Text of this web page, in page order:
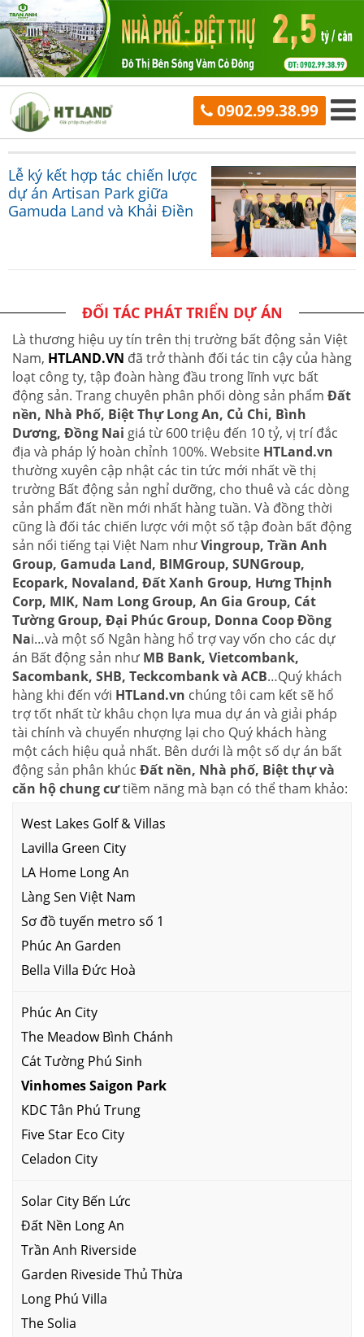
0902.99.38.99
Lễ ký kết hợp tác chiến lược
dự án Artisan Park giữa
Gamuda Land và Khải Điền
ĐỐI TÁC PHÁT TRIỂN DỰ ÁN
Là thương hiệu uy tín trên thị trường bất động sản Việt
Nam, HTLAND.VN đã trở thành đối tác tin cậy của hàng
loạt công ty, tập đoàn hàng đầu trong lĩnh vực bất
động sản. Trang chuyên phân phối dòng sản phẩm Đất
nền, Nhà Phố, Biệt Thự Long An, Củ Chi, Bình
Dương, Đồng Nai giá từ 600 triệu đến 10 tỷ, vị trí đắc
địa và pháp lý hoàn chỉnh 100%. Website HTLand.vn
thường xuyên cập nhật các tin tức mới nhất về thị
trường Bất động sản nghỉ dưỡng, cho thuê và các dòng
sản phẩm đất nền mới nhất hàng tuần. Và đồng thời
cũng là đối tác chiến lược với một số tập đoàn bất động
sản nổi tiếng tại Việt Nam nhưVingroup, Trần Anh
Group, Gamuda Land, BIMGroup, SUNGroup,
Ecopark, Novaland, Đất Xanh Group, Hưng Thịnh
Corp, MIK, Nam Long Group, An Gia Group, Cát
Tường Group, Đại Phúc Group, Donna Coop Đồng
Nai…và một số Ngân hàng hổ trợ vay vốn cho các dự
án Bất động sản như MB Bank, Vietcombank,
Sacombank, SHB, Teckcombank và ACB…Quý khách
hàng khi đến với HTLand.vn chúng tôi cam kết sẽ hổ
trợ tốt nhất từ khâu chọn lựa mua dự án và giải pháp
tài chính và chuyển nhượng lại cho Quý khách hàng
một cách hiệu quả nhất. Bên dưới là một số dự án bất
động sản phân khúc Đất nền, Nhà phố, Biệt thự và
căn hộ chung cưtiềm năng mà bạn có thể tham khảo:
West Lakes Golf & Villas
Lavilla Green City
LA Home Long An
Làng Sen Việt Nam
Sơ đồ tuyến metro số 1
Phúc An Garden
Bella Villa Đức Hoà
Phúc An City
The Meadow Bình Chánh
Cát Tường Phú Sinh
Vinhomes Saigon Park
KDC Tân Phú Trung
Five Star Eco City
Celadon City
Solar City Bến Lức
Đất Nền Long An
Trần Anh Riverside
Garden Riveside Thủ Thừa
Long Phú Villa
The Solia